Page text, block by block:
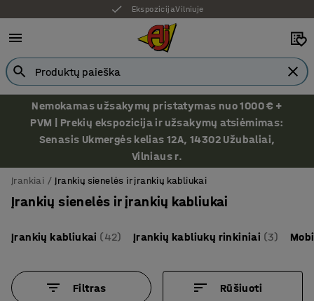
Ekspozicija Vilniuje
Nemokamas užsakymų pristatymas nuo 1000 € +
PVM | Prekių ekspozicija ir užsakymų atsiėmimas:
Senasis Ukmergės kelias 12A, 14302 Užubaliai,
Vilniaus r.
Įrankiai Įrankių sienelės ir įrankių kabliukai
Įrankių sienelės ir įrankių kabliukai
Įrankių kabliukai (42) Įrankių kabliukų rinkiniai (3)
Filtras Rūšiuoti